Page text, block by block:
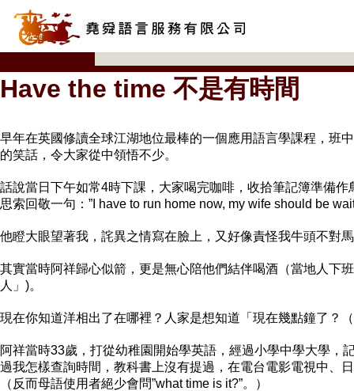
Have the time 不是有時間
早年在英國修讀全球江湖地位最棒的一個應用語言學課程，班
的笑話，令大家從中領悟不少。
話說當日下午如常4時下課，大家喝完咖啡，收拾筆記簿準備
思索回敬一句：”I have to run home now, my wife should be
他瞪大眼望著我，詫異之情寫在臉上，又好像責怪我牛頭不對
其實當時阿祥歸心似箭，更是無心陪他們結伴喝酒（當地人下
人」)。
現在你知道洋相出了在哪裡？人家是想知道「現在幾點鐘了？
阿祥當時33歲，打從幼稚園開始學英語，經過小學中學大學，
過我怎樣查詢時間，教科書上沒有提過，在電台電影電視中、
（反而母語使用者絕少會問”what time is it?”。）